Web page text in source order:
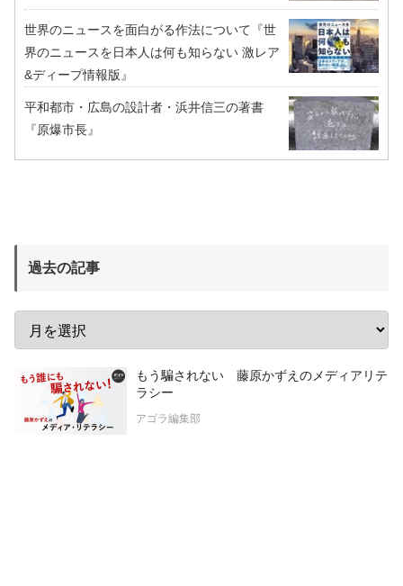
世界のニュースを面白がる作法について『世
界のニュースを日本人は何も知らない 激レア
&ディープ情報版』
平和都市・広島の設計者・浜井信三の著書
『原爆市長』
過去の記事
もう騙されない 藤原かずえのメディアリテ
ラシー
アゴラ編集部